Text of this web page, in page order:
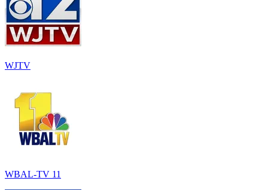
WJTV
WBAL-TV 11